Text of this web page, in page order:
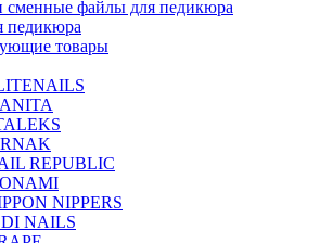
файлы для педикюра
педикюра
товары
REPUBLIC
NIPPERS
NAILS